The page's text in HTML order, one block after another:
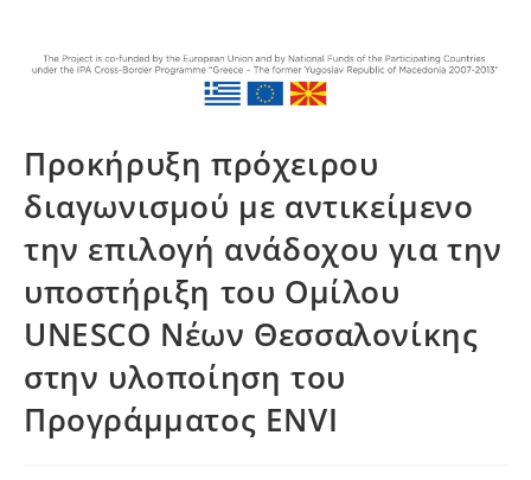
Προκήρυξη πρόχειρου
διαγωνισμού με αντικείμενο
την επιλογή ανάδοχου για την
υποστήριξη του Ομίλου
UNESCO Νέων Θεσσαλονίκης
στην υλοποίηση του
Προγράμματος ENVI